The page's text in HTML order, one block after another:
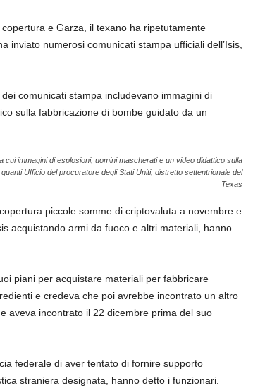
e Garza, il texano ha ripetutamente
inviato numerosi comunicati stampa ufficiali dell’Isis,
comunicati stampa includevano immagini di
sulla fabbricazione di bombe guidato da un
immagini di esplosioni, uomini mascherati e un video didattico sulla
guantiUfficio del procuratore degli Stati Uniti, distretto settentrionale del
Texas
piccole somme di criptovaluta a novembre e
acquistando armi da fuoco e altri materiali, hanno
piani per acquistare materiali per fabbricare
e credeva che poi avrebbe incontrato un altro
aveva incontrato il 22 dicembre prima del suo
federale di aver tentato di fornire supporto
straniera designata, hanno detto i funzionari.